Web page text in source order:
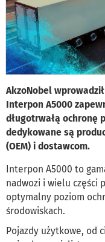
AkzoNobel
Interpon A5000
długotrwałą ochronę
dedykowane są
(OEM) i dostawcom.
Interpon A5000 to
nadwozi i wielu części
optymalny poziom
środowiskach.
Pojazdy użytkowe, od